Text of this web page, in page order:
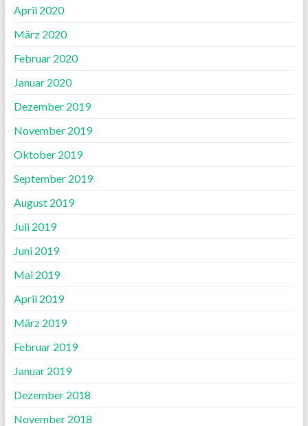
April 2020
März 2020
Februar 2020
Januar 2020
Dezember 2019
November 2019
Oktober 2019
September 2019
August 2019
Juli 2019
Juni 2019
Mai 2019
April 2019
März 2019
Februar 2019
Januar 2019
Dezember 2018
November 2018